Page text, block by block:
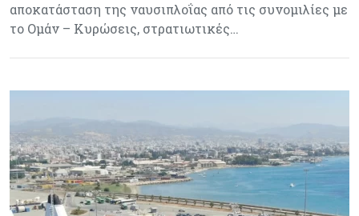
αποκατάσταση της ναυσιπλοΐας από τις συνομιλίες με
το Ομάν – Κυρώσεις, στρατιωτικές…